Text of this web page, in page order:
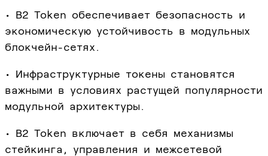
• B2 Token обеспечивает безопасность и
экономическую устойчивость в модульных
блокчейн-сетях.
• Инфраструктурные токены становятся
важными в условиях растущей популярности
модульной архитектуры.
• B2 Token включает в себя механизмы
стейкинга, управления и межсетевой